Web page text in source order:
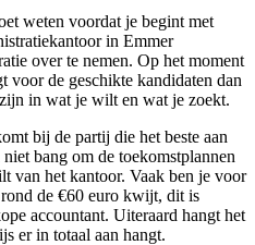
weten voordat je begint met
in Emmer
over te nemen. Op het moment
voor de geschikte kandidaten dan
in wat je wilt en wat je zoekt.
bij de partij die het beste aan
bang om de toekomstplannen
van het kantoor. Vaak ben je voor
de €60 euro kwijt, dit is
accountant. Uiteraard hangt het
er in totaal aan hangt.